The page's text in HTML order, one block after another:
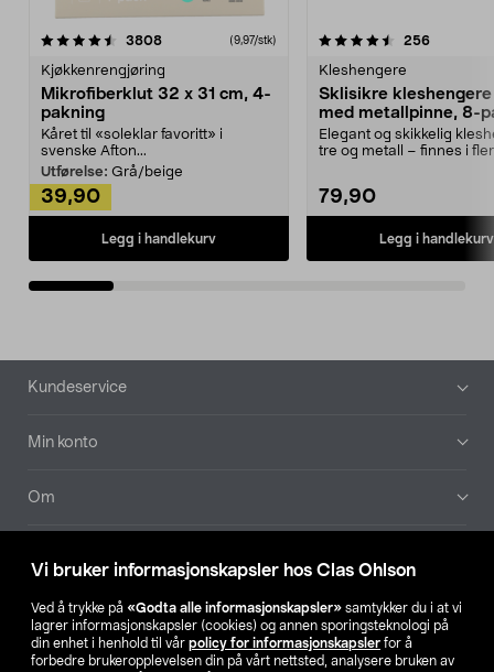
Vi bruker informasjonskapsler hos Clas Ohlson
Ved å trykke på «Godta alle informasjonskapsler» samtykker du i at vi
lagrer informasjonskapsler (cookies) og annen sporingsteknologi på
din enhet i henhold til vår policy for informasjonskapsler for å
forbedre brukeropplevelsen din på vårt nettsted, analysere bruken av
3808anmeldelser(9,97/stk)
Kjøkkenrengjøring
Mikrofiberklut 32 x 31 cm, 4-
pakning
Kåret til «soleklar favoritt» i
svenske Afton...
Utførelse: Grå/beige
39,90
Legg i handlekurv
4.5av 5 stjerner 256
Kleshengere
Sklisikre
med metallpinne, 8-
Elegant og skikkelig
tre og metall – finnes i
79,90
Legg i handlekurv
4.5av 5 stjerner
Bunntekst
Kundeservice
Min konto
Om
Våre selskaper
Finn din butikk